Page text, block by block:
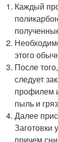
Каждый
этого
После
следует
профилем
пыль и
Далее
Заготовки